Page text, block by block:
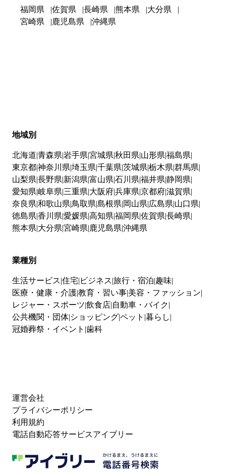
福岡県 佐賀県 長崎県 熊本県
大分県
宮崎県
鹿児島県 沖縄県
地域別
北海道 青森県 岩手県 宮城県 秋田県 山形県 福島県
東京都神奈川県 埼玉県 千葉県 茨城県 栃木県 群馬県
山梨県 長野県 新潟県 富山県 石川県 福井県 静岡県
愛知県 岐阜県 三重県 大阪府兵庫県 京都府滋賀県
奈良県 和歌山県 鳥取県 島根県 岡山県 広島県 山口県
徳島県 香川県 愛媛県 高知県 福岡県 佐賀県 長崎県
熊本県 大分県 宮崎県 鹿児島県 沖縄県
業種別
生活サービス 住宅 ビジネス 旅行・宿泊 趣味
医療・健康・介護教育・習い事 美容・ファッション
レジャー・スポーツ 飲食店 自動車・バイク
公共機関・団体 ショッピングペット 暮らし
冠婚葬祭・イベント 歯科
運営会社
プライバシーポリシー
利用規約
電話自動応答サービスアイブリー